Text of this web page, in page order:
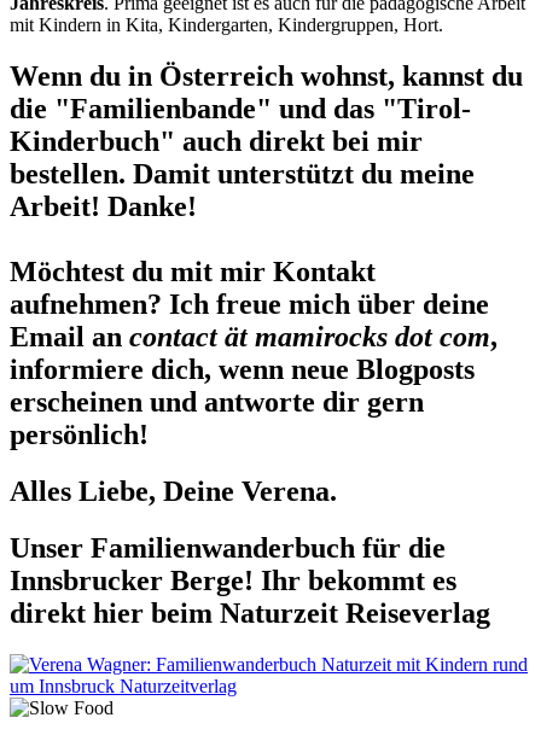
mit Kindern in Kita, Kindergarten, Kindergruppen, Hort.
Wenn du in Österreich wohnst, kannst du
die "Familienbande" und das "Tirol-
Kinderbuch" auch direkt bei mir
bestellen. Damit unterstützt du meine
Arbeit! Danke!
Möchtest du mit mir Kontakt
aufnehmen? Ich freue mich über deine
Email an contact ät mamirocks dot com,
informiere dich, wenn neue Blogposts
erscheinen und antworte dir gern
persönlich!
Alles Liebe, Deine Verena.
Unser Familienwanderbuch für die
Innsbrucker Berge! Ihr bekommt es
direkt hier beim Naturzeit Reiseverlag